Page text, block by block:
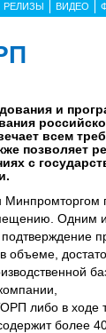
РЕЛИЗЫ ВИДЕО
и
всем
позволяет
с
Минпромторгом
Одним
объеме,
либо в ходе
более